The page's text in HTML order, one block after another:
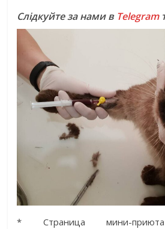
Слідкуйте за нами в Telegram
* Страница мини-